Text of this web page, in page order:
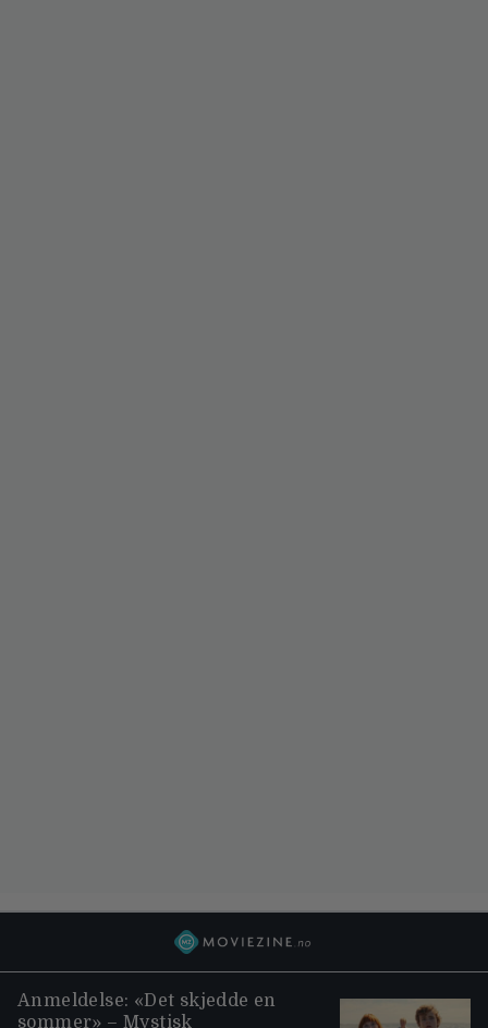
Anmeldelse: «Det skjedde en
sommer» – Mystisk